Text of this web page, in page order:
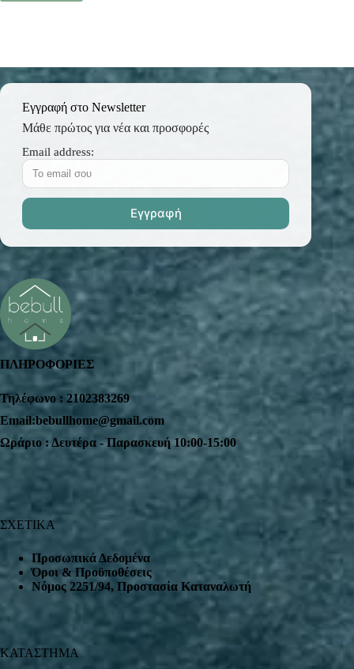
Εγγραφή στο Newsletter
Μάθε πρώτος για νέα και προσφορές
Email address:
ΠΛΗΡΟΦΟΡΙΕΣ
Τηλέφωνο : 2102383269
Email:bebullhome@gmail.com
Ωράριο : Δευτέρα - Παρασκευή 10:00-15:00
ΣΧΕΤΙΚΑ
Προσωπικά Δεδομένα
Όροι & Προϋποθέσεις
Nόμος 2251/94, Προστασία Καταναλωτή
ΚΑΤΑΣΤΗΜΑ